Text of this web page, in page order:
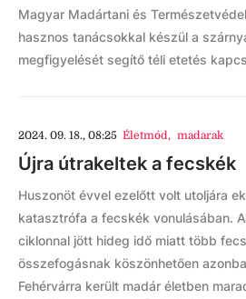
Magyar Madártani és
hasznos tanácsokkal készül a
megfigyelését segítő téli etetés
2024. 09. 18., 08:25 Életmód, madarak
Újra útrakeltek a fecskék
Huszonöt évvel ezelőtt volt utoljára
katasztrófa a fecskék vonulásában. A
ciklonnal jött hideg idő miatt több
összefogásnak köszönhetően
Fehérvárra került madár életben